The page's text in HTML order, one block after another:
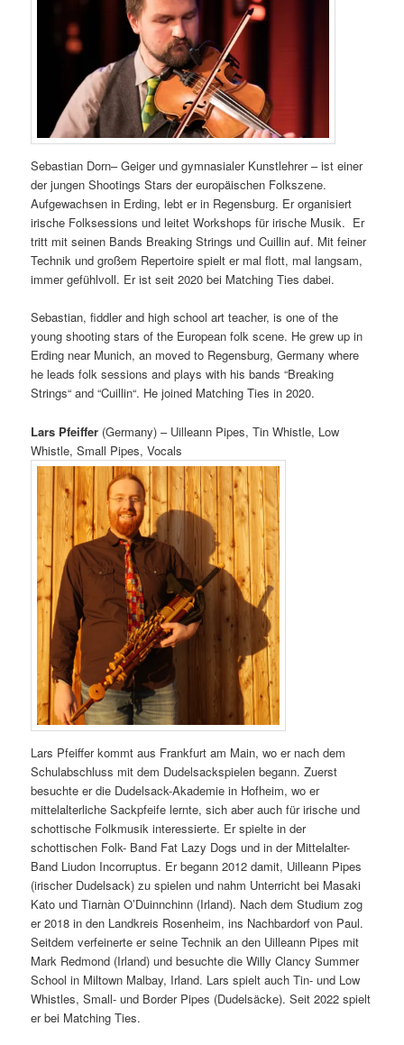
Sebastian Dorn– Geiger und gymnasialer Kunstlehrer – ist einer
der jungen Shootings Stars der europäischen Folkszene.
Aufgewachsen in Erding, lebt er in Regensburg. Er organisiert
irische Folksessions und leitet Workshops für irische Musik. Er
tritt mit seinen Bands Breaking Strings und Cuillin auf. Mit feiner
Technik und großem Repertoire spielt er mal flott, mal langsam,
immer gefühlvoll. Er ist seit 2020 bei Matching Ties dabei.
Sebastian, fiddler and high school art teacher, is one of the
young shooting stars of the European folk scene. He grew up in
Erding near Munich, an moved to Regensburg, Germany where
he leads folk sessions and plays with his bands “Breaking
Strings“ and “Cuillin“. He joined Matching Ties in 2020.
Lars Pfeiffer (Germany) – Uilleann Pipes, Tin Whistle, Low
Whistle, Small Pipes, Vocals
Lars Pfeiffer kommt aus Frankfurt am Main, wo er nach dem
Schulabschluss mit dem Dudelsackspielen begann. Zuerst
besuchte er die Dudelsack-Akademie in Hofheim, wo er
mittelalterliche Sackpfeife lernte, sich aber auch für irische und
schottische Folkmusik interessierte. Er spielte in der
schottischen Folk- Band Fat Lazy Dogs und in der Mittelalter-
Band Liudon Incorruptus. Er begann 2012 damit, Uilleann Pipes
(irischer Dudelsack) zu spielen und nahm Unterricht bei Masaki
Kato und Tiarnàn O’Duinnchinn (Irland). Nach dem Studium zog
er 2018 in den Landkreis Rosenheim, ins Nachbardorf von Paul.
Seitdem verfeinerte er seine Technik an den Uilleann Pipes mit
Mark Redmond (Irland) und besuchte die Willy Clancy Summer
School in Miltown Malbay, Irland. Lars spielt auch Tin- und Low
Whistles, Small- und Border Pipes (Dudelsäcke). Seit 2022 spielt
er bei Matching Ties.